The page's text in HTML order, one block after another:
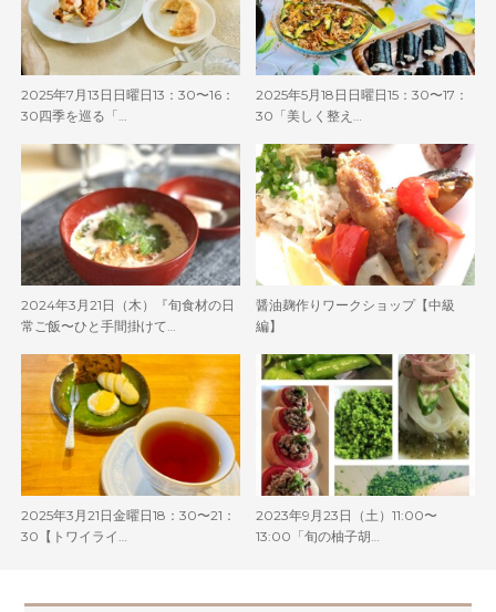
2025年7月13日日曜日13：30〜16：
30四季を巡る「…
2025年5月18日日曜日15：30〜17：
30「美しく整え…
2024年3月21日（木）『旬食材の日
常ご飯〜ひと手間掛けて…
醤油麹作りワークショップ【中級
編】
2025年3月21日金曜日18：30〜21：
30【トワイライ…
2023年9月23日（土）11:00〜
13:00「旬の柚子胡…